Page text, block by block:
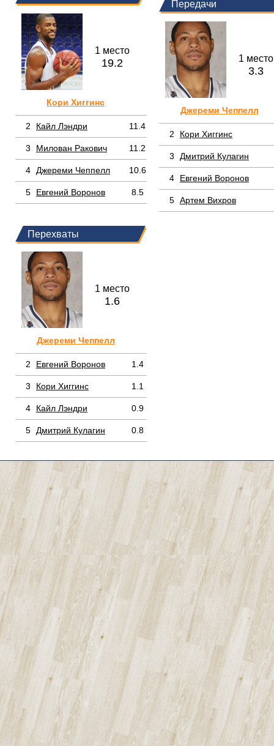
1 место
19.2
Кори Хиггинс
2 Кайл Лэндри 11.4
3 Милован Ракович 11.2
4 Джереми Чеппелл 10.6
5 Евгений Воронов 8.5
Передачи
1 место
3.3
Джереми Чеппелл
2 Кори Хиггинс
3 Дмитрий Кулагин
4 Евгений Воронов
5 Артем Вихров
Перехваты
1 место
1.6
Джереми Чеппелл
2 Евгений Воронов 1.4
3 Кори Хиггинс 1.1
4 Кайл Лэндри 0.9
5 Дмитрий Кулагин 0.8